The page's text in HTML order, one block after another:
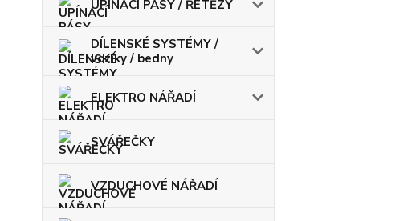
UPÍNACÍ PÁSY / ŘETĚZY
DÍLENSKÉ SYSTÉMY /
vozíky / bedny
ELEKTRO NÁŘADÍ
SVÁŘEČKY
VZDUCHOVÉ NÁŘADÍ